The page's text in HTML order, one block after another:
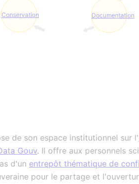
Documentation
Conservation
de son espace institutionnel sur l'
Gouv. Il offre aux personnels
d'un entrepôt thématique de
pour le partage et